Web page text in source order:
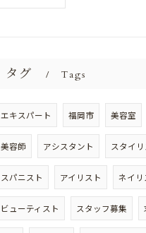
タグ Tags
エキスパート 福岡市 美容室
美容師 アシスタント スタイ
スパニスト アイリスト ネイリ
ビューティスト スタッフ募集